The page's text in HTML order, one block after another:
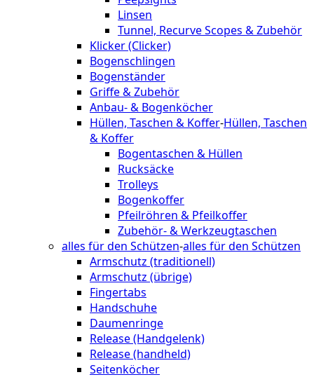
Linsen
Tunnel, Recurve Scopes & Zubehör
Klicker (Clicker)
Bogenschlingen
Bogenständer
Griffe & Zubehör
Anbau- & Bogenköcher
Hüllen, Taschen & Koffer-Hüllen, Taschen
& Koffer
Bogentaschen & Hüllen
Rucksäcke
Trolleys
Bogenkoffer
Pfeilröhren & Pfeilkoffer
Zubehör- & Werkzeugtaschen
alles für den Schützen-alles für den Schützen
Armschutz (traditionell)
Armschutz (übrige)
Fingertabs
Handschuhe
Daumenringe
Release (Handgelenk)
Release (handheld)
Seitenköcher